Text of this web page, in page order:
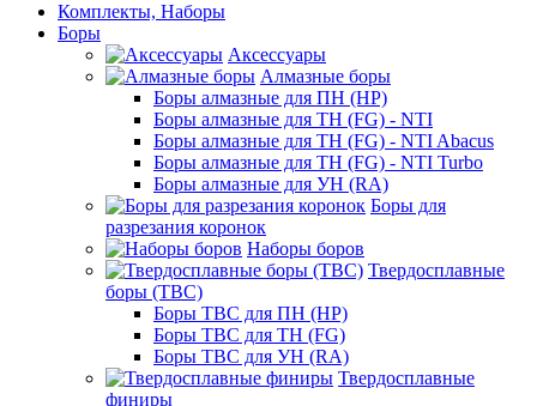
Комплекты, Наборы
Боры
Аксессуары
Алмазные боры
Боры алмазные для ПН (HP)
Боры алмазные для ТН (FG) - NTI
Боры алмазные для ТН (FG) - NTI Abacus
Боры алмазные для ТН (FG) - NTI Turbo
Боры алмазные для УН (RA)
Боры для
разрезания коронок
Наборы боров
Твердосплавные
боры (ТВС)
Боры ТВС для ПН (HP)
Боры ТВС для ТН (FG)
Боры ТВС для УН (RA)
Твердосплавные
финиры